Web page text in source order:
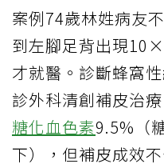
案例74歲林姓病友
到左腳足背出現
才就醫。診斷蜂窩
診外科清創補皮治
糖化血色素9.5%（
下），但補皮成效